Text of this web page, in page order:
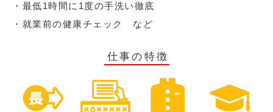
・最低1時間に1度の手洗い徹底
・就業前の健康チェック など
仕事の特徴